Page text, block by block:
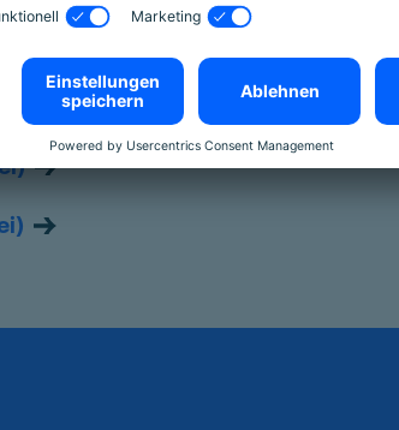
Credit©Fürstenberg Institut /